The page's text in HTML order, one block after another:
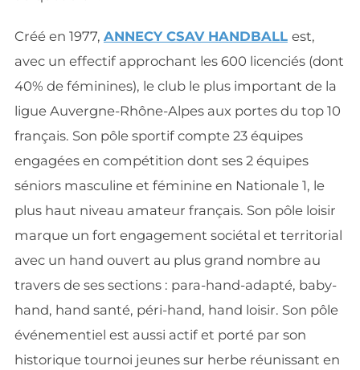
Créé en 1977, ANNECY CSAV HANDBALL est,
avec un effectif approchant les 600 licenciés (dont
40% de féminines), le club le plus important de la
ligue Auvergne-Rhône-Alpes aux portes du top 10
français. Son pôle sportif compte 23 équipes
engagées en compétition dont ses 2 équipes
séniors masculine et féminine en Nationale 1, le
plus haut niveau amateur français. Son pôle loisir
marque un fort engagement sociétal et territorial
avec un hand ouvert au plus grand nombre au
travers de ses sections : para-hand-adapté, baby-
hand, hand santé, péri-hand, hand loisir. Son pôle
événementiel est aussi actif et porté par son
historique tournoi jeunes sur herbe réunissant en